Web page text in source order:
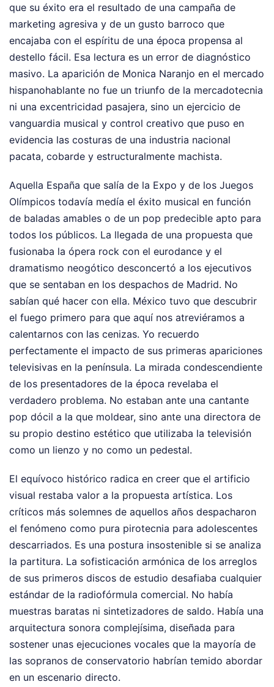
que su éxito era el resultado de una campaña de
marketing agresiva y de un gusto barroco que
encajaba con el espíritu de una época propensa al
destello fácil. Esa lectura es un error de diagnóstico
masivo. La aparición de Monica Naranjo en el mercado
hispanohablante no fue un triunfo de la mercadotecnia
ni una excentricidad pasajera, sino un ejercicio de
vanguardia musical y control creativo que puso en
evidencia las costuras de una industria nacional
pacata, cobarde y estructuralmente machista.
Aquella España que salía de la Expo y de los Juegos
Olímpicos todavía medía el éxito musical en función
de baladas amables o de un pop predecible apto para
todos los públicos. La llegada de una propuesta que
fusionaba la ópera rock con el eurodance y el
dramatismo neogótico desconcertó a los ejecutivos
que se sentaban en los despachos de Madrid. No
sabían qué hacer con ella. México tuvo que descubrir
el fuego primero para que aquí nos atreviéramos a
calentarnos con las cenizas. Yo recuerdo
perfectamente el impacto de sus primeras apariciones
televisivas en la península. La mirada condescendiente
de los presentadores de la época revelaba el
verdadero problema. No estaban ante una cantante
pop dócil a la que moldear, sino ante una directora de
su propio destino estético que utilizaba la televisión
como un lienzo y no como un pedestal.
El equívoco histórico radica en creer que el artificio
visual restaba valor a la propuesta artística. Los
críticos más solemnes de aquellos años despacharon
el fenómeno como pura pirotecnia para adolescentes
descarriados. Es una postura insostenible si se analiza
la partitura. La sofisticación armónica de los arreglos
de sus primeros discos de estudio desafiaba cualquier
estándar de la radiofórmula comercial. No había
muestras baratas ni sintetizadores de saldo. Había una
arquitectura sonora complejísima, diseñada para
sostener unas ejecuciones vocales que la mayoría de
las sopranos de conservatorio habrían temido abordar
en un escenario directo.